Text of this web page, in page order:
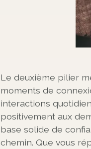
Le deuxième pilier
moments de
interactions
positivement aux
base solide de
chemin. Que vous